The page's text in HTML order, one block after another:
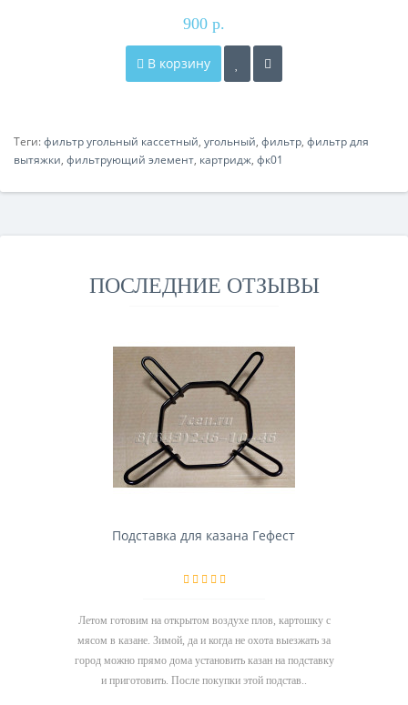
900 р.
В корзину
Теги:фильтр угольный кассетный, угольный, фильтр, фильтр для
вытяжки, фильтрующий элемент, картридж, фк01
ПОСЛЕДНИЕ ОТЗЫВЫ
Подставка для казана Гефест
Летом готовим на открытом воздухе плов, картошку с
мясом в казане. Зимой, да и когда не охота выезжать за
город можно прямо дома установить казан на подставку
и приготовить. После покупки этой подстав..